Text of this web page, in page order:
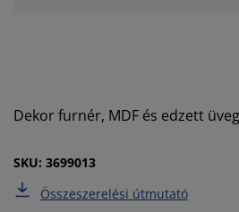
Dekor furnér, MDF és edzett
SKU: 3699013
Összeszerelési útmutató